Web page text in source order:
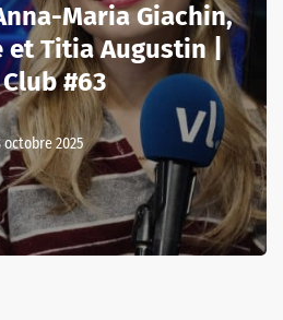
Maria Giachin,
et Titia Augustin |
Club #63
octobre 2025